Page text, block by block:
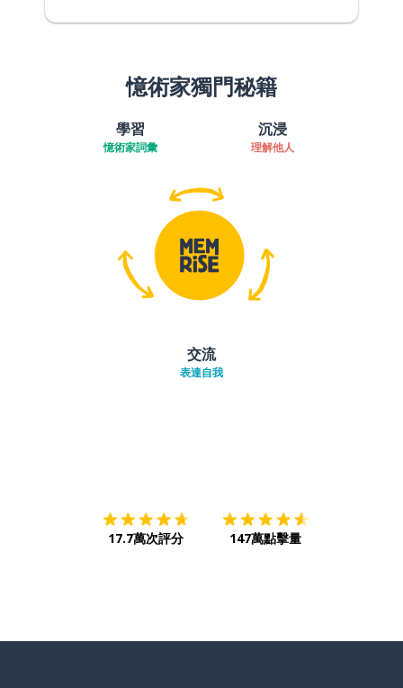
憶術家獨門秘籍
學習
憶術家詞彙
沉浸
理解他人
交流
表達自我
17.7萬次評分 147萬點擊量